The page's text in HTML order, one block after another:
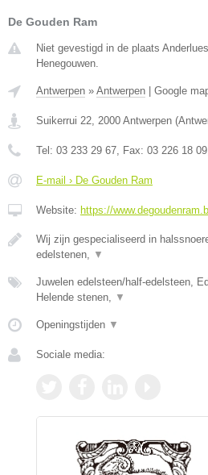
De Gouden Ram
Niet gevestigd in de plaats
Henegouwen.
Antwerpen » Antwerpen Google
Suikerrui 22, 2000 Antwerpen (
Tel: 03 233 29 67, Fax: 03 226 18 09
E-mail › De Gouden Ram
Website: https://
Wij zijn gespecialiseerd in
edelstenen, ▼
Juwelen edelsteen/half-edelsteen,
Helende stenen, ▼
Openingstijden ▼
Sociale media: